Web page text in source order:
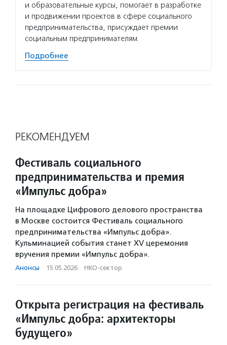
и образовательные курсы, помогает в разработке
и продвижении проектов в сфере социального
предпринимательства, присуждает премии
социальным предпринимателям.
Подробнее
РЕКОМЕНДУЕМ
Фестиваль социального
предпринимательства и премия
«Импульс добра»
На площадке Цифрового делового пространства
в Москве состоится Фестиваль социального
предпринимательства «Импульс добра».
Кульминацией события станет XV церемония
вручения премии «Импульс добра».
Анонсы · 15.05.2026 · НКО-сектор
Открыта регистрация на фестиваль
«Импульс добра: архитекторы
будущего»